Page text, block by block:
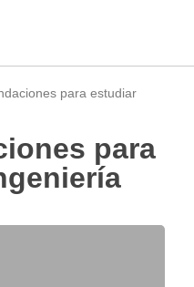
para estudiar